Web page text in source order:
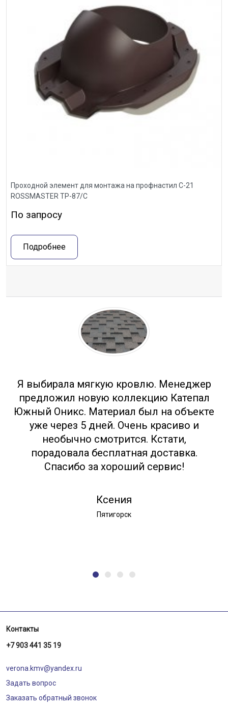
Проходной элемент для монтажа на профнастил С-21
ROSSMASTER ТР-87/С
По запросу
Подробнее
Я выбирала мягкую кровлю. Менеджер
предложил новую коллекцию Катепал
Южный Оникс. Материал был на объекте
уже через 5 дней. Очень красиво и
необычно смотрится. Кстати,
порадовала бесплатная доставка.
Спасибо за хороший сервис!
Ксения
Пятигорск
Контакты
+7 903 441 35 19
verona.kmv@yandex.ru
Задать вопрос
Заказать обратный звонок